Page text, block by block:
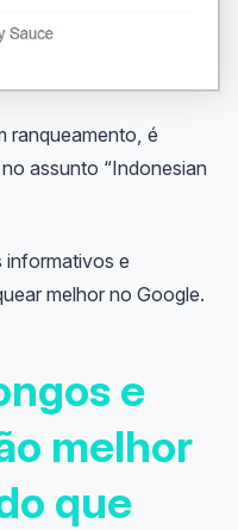
ranqueamento, é
assunto “Indonesian
informativos e
melhor no Google.
e
melhor
que